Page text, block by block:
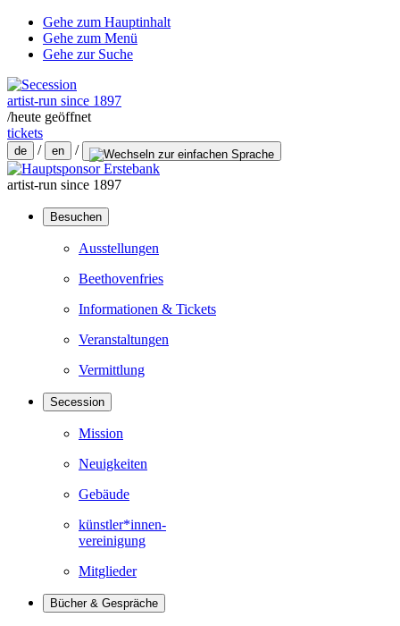
Gehe zum Hauptinhalt
Gehe zum Menü
Gehe zur Suche
artist-run since 1897
/heute geöffnet
tickets
de / en /
artist-run since 1897
Besuchen
Ausstellungen
Beethovenfries
Informationen & Tickets
Veranstaltungen
Vermittlung
Secession
Mission
Neuigkeiten
Gebäude
künstler*innen-
vereinigung
Mitglieder
Bücher & Gespräche